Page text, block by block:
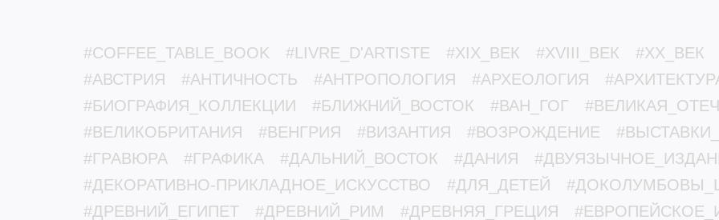
#COFFEE_TABLE_BOOK #LIVRE_D'ARTISTE #XIX_ВЕК #XVIII_ВЕК
#XX_ВЕК
#АВСТРИЯ
#АНТИЧНОСТЬ #АНТРОПОЛОГИЯ #АРХЕОЛОГИЯ
#БИОГРАФИЯ_КОЛЛЕКЦИИ
#БЛИЖНИЙ_ВОСТОК #ВАН_ГОГ
#ВЕЛИКОБРИТАНИЯ
#ВЕНГРИЯ #ВИЗАНТИЯ #ВОЗРОЖДЕНИЕ
#ГРАВЮРА
#ГРАФИКА #ДАЛЬНИЙ_ВОСТОК #ДАНИЯ
#ДЕКОРАТИВНО-ПРИКЛАДНОЕ_ИСКУССТВО
#ДЛЯ_ДЕТЕЙ
#ДРЕВНИЙ_ЕГИПЕТ
#ДРЕВНИЙ_РИМ #ДРЕВНЯЯ_ГРЕЦИЯ